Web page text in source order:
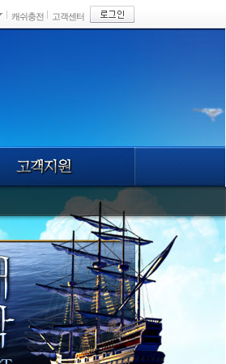
캐쉬충전 고객센터